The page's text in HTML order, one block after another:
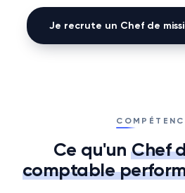
Je recrute un Chef de
Ce qu'unChef
comptable